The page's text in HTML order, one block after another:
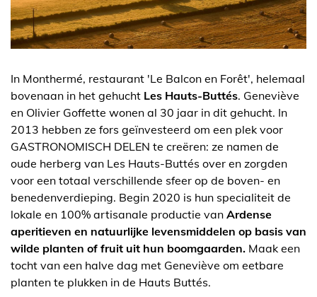
In Monthermé, restaurant 'Le Balcon en Forêt', helemaal
bovenaan in het gehucht Les Hauts-Buttés. Geneviève
en Olivier Goffette wonen al 30 jaar in dit gehucht. In
2013 hebben ze fors geïnvesteerd om een plek voor
GASTRONOMISCH DELEN te creëren: ze namen de
oude herberg van Les Hauts-Buttés over en zorgden
voor een totaal verschillende sfeer op de boven- en
benedenverdieping. Begin 2020 is hun specialiteit de
lokale en 100% artisanale productie van Ardense
aperitieven en natuurlijke levensmiddelen op basis van
wilde planten of fruit uit hun boomgaarden. Maak een
tocht van een halve dag met Geneviève om eetbare
planten te plukken in de Hauts Buttés.